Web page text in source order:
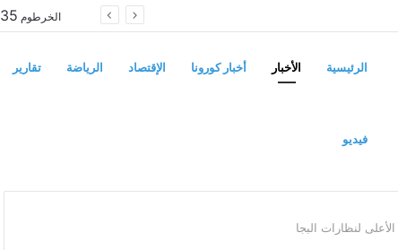
الخرطوم 35
الرئيسية الأخبار أخبار كورونا الإقتصاد الرياضة تقارير
فيديو
لنظارات البجا